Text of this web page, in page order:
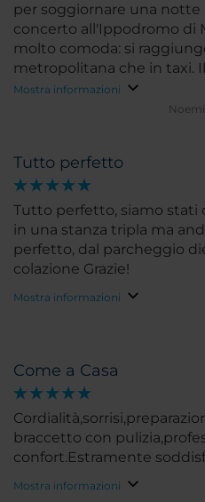
per soggiornare una notte
concerto all'Ippodromo di
molto comoda: si
metropolitana che in taxi. Il ragazzo che si occupava
delle colazioni al mattino è
gentile, cordiale e sempre
ragazze in servizio sono
anche ai ragazzi della
accoglienti e pronti ad
necessità. Davvero un servizio impeccabile,
complimenti a tutto lo
Milano, sceglieremmo
di nuovo qui.
Mostra informazioni
Tutto perfetto
Tutto perfetto, siamo stati
in una stanza tripla ma
perfetto, dal parcheggio
colazione Grazie!
Mostra informazioni
Come a Casa
braccetto con
confort.Estramente
Mostra informazioni